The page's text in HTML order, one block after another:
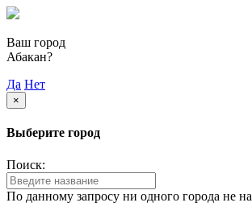
Ваш город
Абакан?
Да Нет
×
Выберите город
Поиск:
По данному запросу ни одного города не